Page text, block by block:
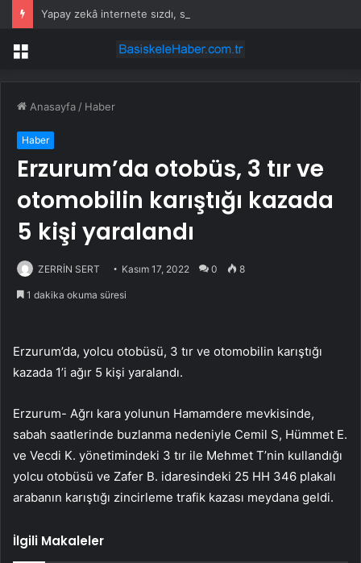
Menü
Anasayfa / Haber
Haber
Erzurum’da otobüs, 3 tır ve
otomobilin karıştığı kazada
5 kişi yaralandı
ZERRİN SERT Kasım 17, 2022 0 8
1 dakika okuma süresi
Erzurum’da, yolcu otobüsü, 3 tır ve otomobilin karıştığı
kazada 1’i ağır 5 kişi yaralandı.
Erzurum- Ağrı kara yolunun Hamamdere mevkisinde,
sabah saatlerinde buzlanma nedeniyle Cemil S, Hümmet E.
ve Vecdi K. yönetimindeki 3 tır ile Mehmet T’nin kullandığı
yolcu otobüsü ve Zafer B. idaresindeki 25 HH 346 plakalı
arabanın karıştığı zincirleme trafik kazası meydana geldi.
İlgili Makaleler